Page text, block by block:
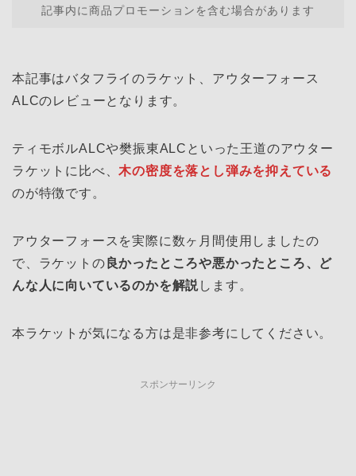
記事内に商品プロモーションを含む場合があります
本記事はバタフライのラケット、アウターフォース
ALCのレビューとなります。
ティモボルALCや樊振東ALCといった王道のアウター
ラケットに比べ、木の密度を落とし弾みを抑えている
のが特徴です。
アウターフォースを実際に数ヶ月間使用しましたの
で、ラケットの 良かったところや悪かったところ、ど
んな人に向いているのかを解説 します。
本ラケットが気になる方は是非参考にしてください。
スポンサーリンク